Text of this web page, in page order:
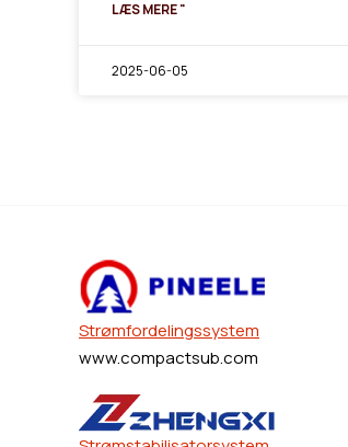
LÆS MERE "
2025-06-05
Strømfordelingssystem
www.compactsub.com